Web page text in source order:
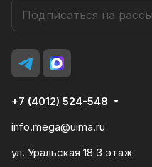
+7 (4012) 524-548
info.mega@uima.ru
ул. Уральская 18 3 этаж